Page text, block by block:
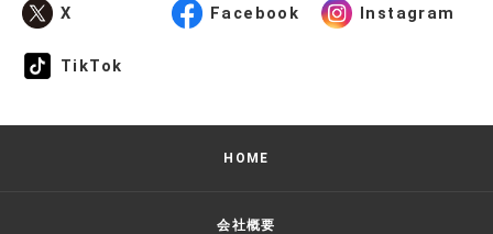
X Facebook Instagram
TikTok
HOME
会社概要